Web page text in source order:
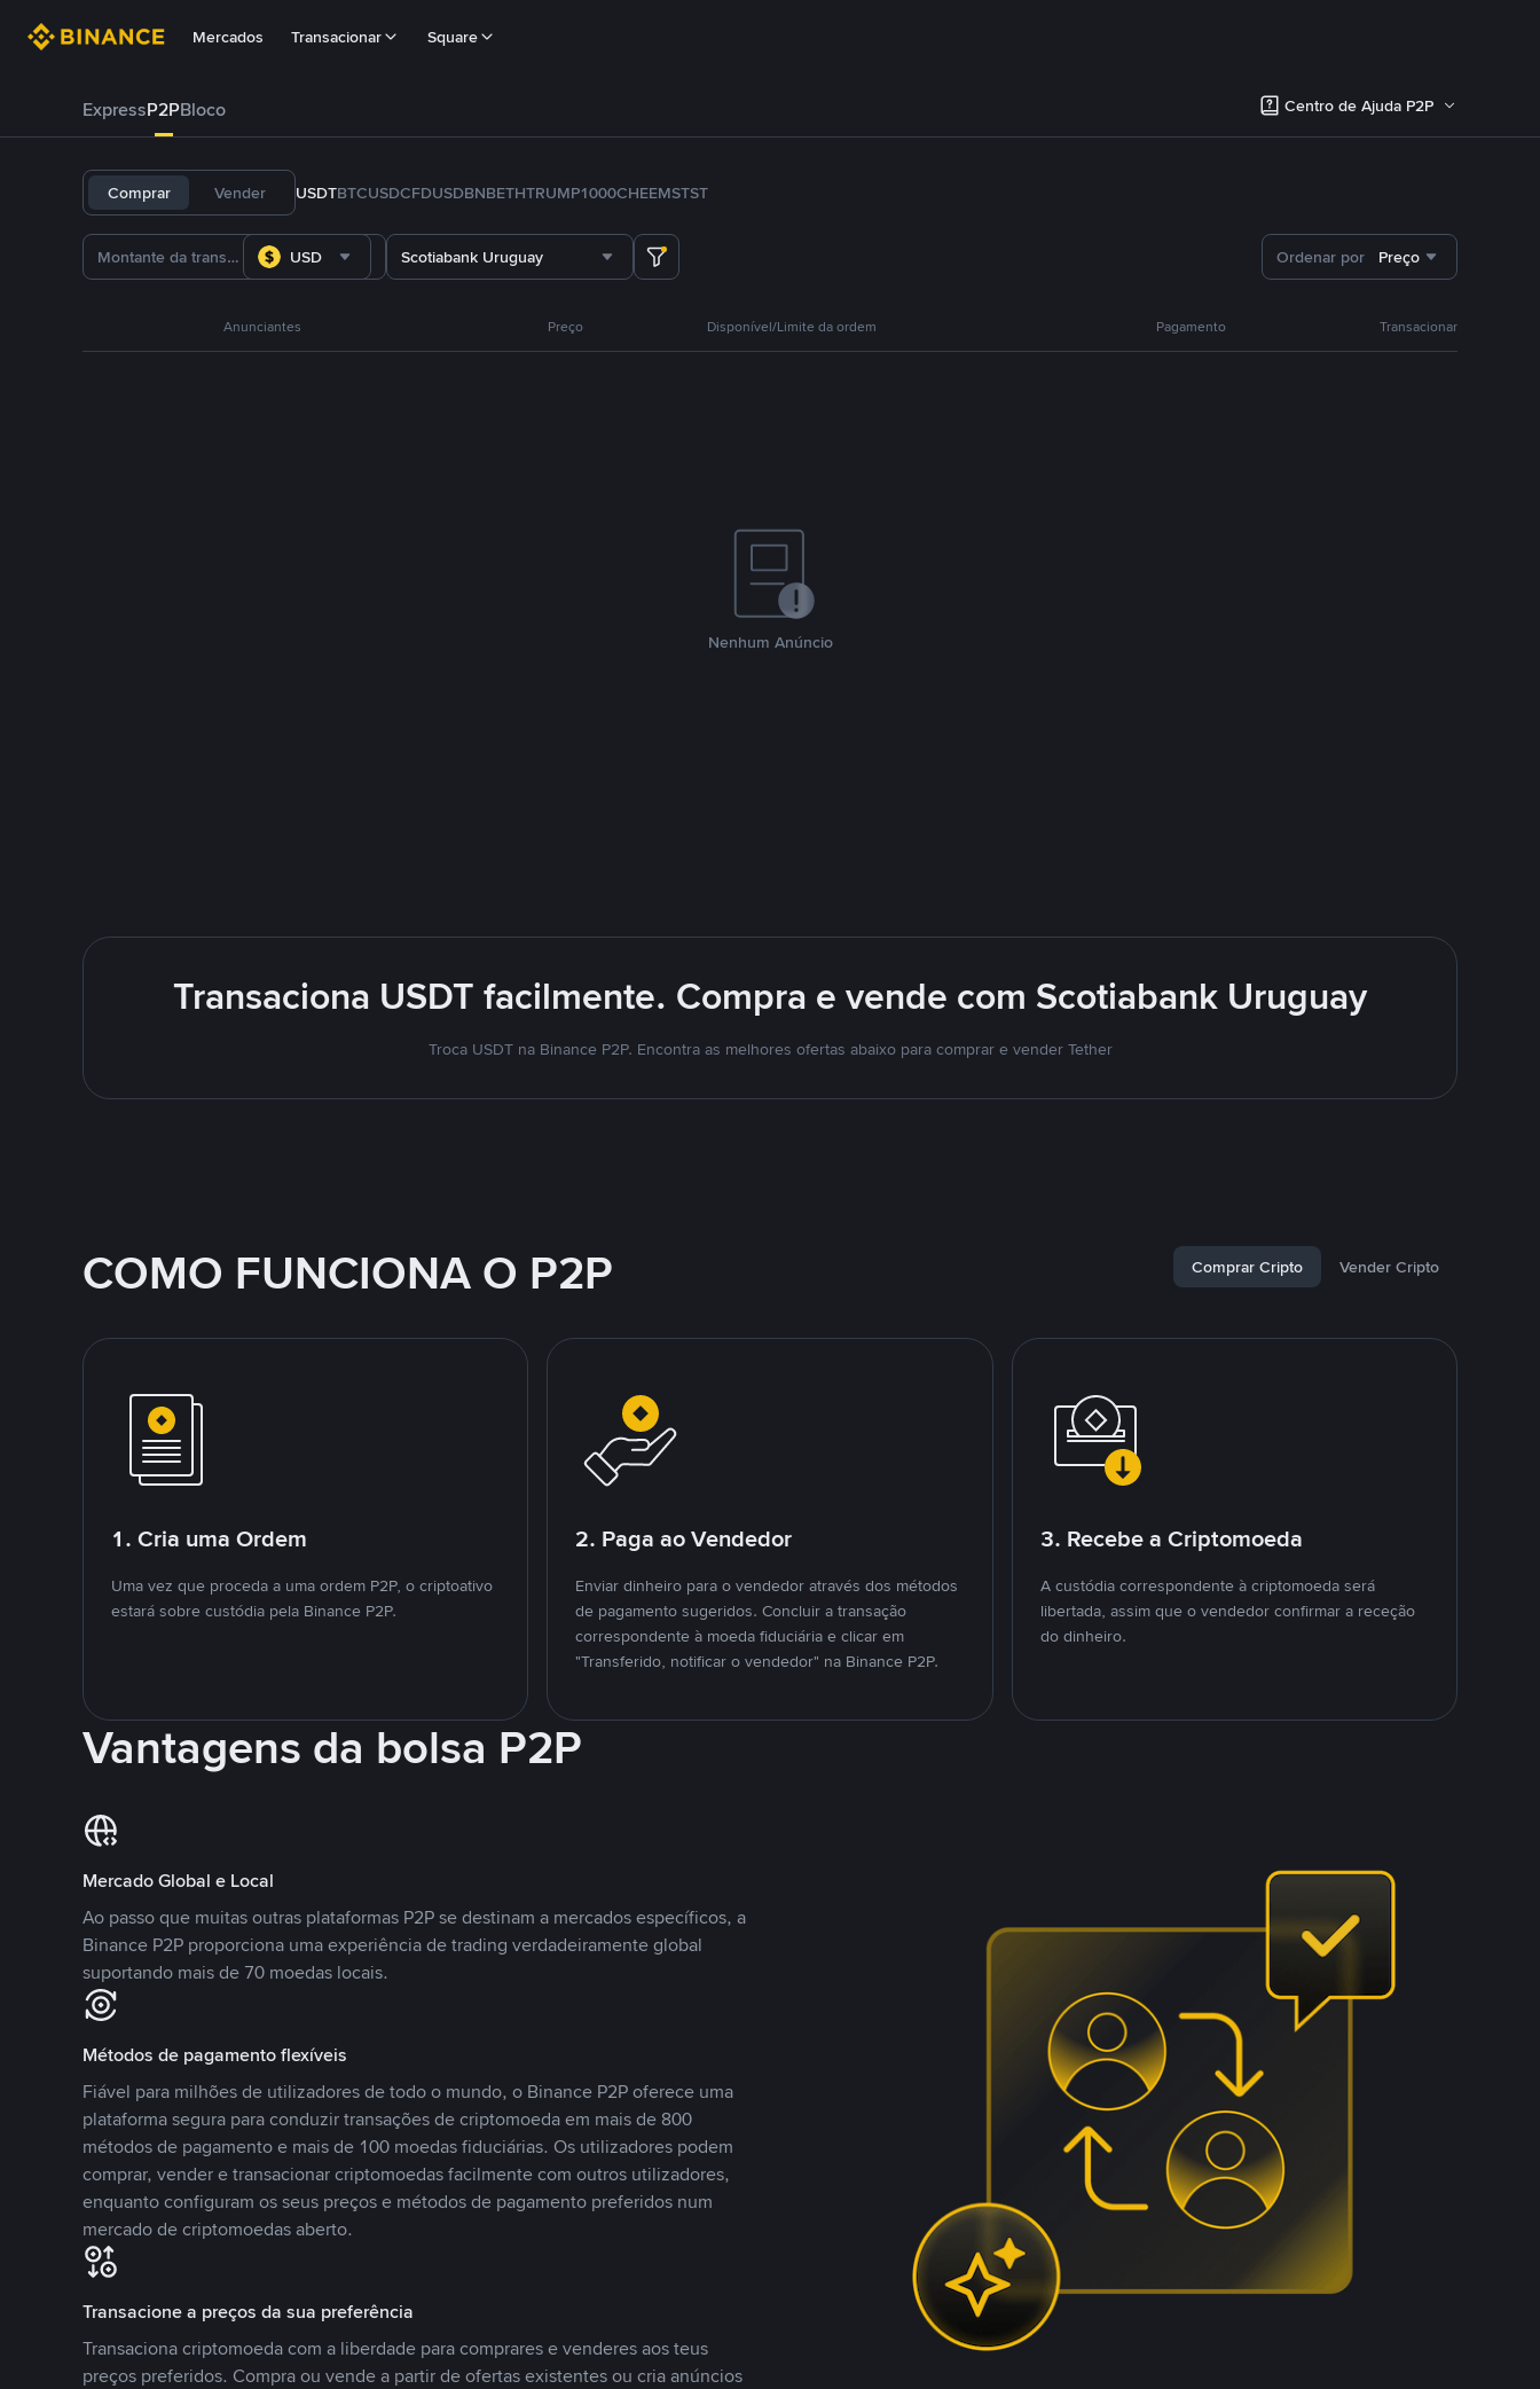
Mercados Transacionar Square
ExpressP2PBloco Centro de Ajuda P2P
Comprar Vender USDTBTCUSDCFDUSDBNBETHTRUMP1000CHEEMSTST
USD Scotiabank Uruguay Ordenar por Preço
Anunciantes Preço Disponível/Limite da ordem Pagamento Transacionar
Nenhum Anúncio
Transaciona USDT facilmente. Compra e vende com Scotiabank Uruguay
Troca USDT na Binance P2P. Encontra as melhores ofertas abaixo para comprar e vender Tether
COMO FUNCIONA O P2P Comprar Cripto Vender Cripto
1. Cria uma Ordem
Uma vez que proceda a uma ordem P2P, o criptoativo
estará sobre custódia pela Binance P2P.
2. Paga ao Vendedor
Enviar dinheiro para o vendedor através dos métodos
de pagamento sugeridos. Concluir a transação
correspondente à moeda fiduciária e clicar em
"Transferido, notificar o vendedor" na Binance P2P.
3. Recebe a Criptomoeda
A custódia correspondente à criptomoeda será
libertada, assim que o vendedor confirmar a receção
do dinheiro.
Vantagens da bolsa P2P
Mercado Global e Local
Ao passo que muitas outras plataformas P2P se destinam a mercados específicos, a
Binance P2P proporciona uma experiência de trading verdadeiramente global
suportando mais de 70 moedas locais.
Métodos de pagamento flexíveis
Fiável para milhões de utilizadores de todo o mundo, o Binance P2P oferece uma
plataforma segura para conduzir transações de criptomoeda em mais de 800
métodos de pagamento e mais de 100 moedas fiduciárias. Os utilizadores podem
comprar, vender e transacionar criptomoedas facilmente com outros utilizadores,
enquanto configuram os seus preços e métodos de pagamento preferidos num
mercado de criptomoedas aberto.
Transacione a preços da sua preferência
Transaciona criptomoeda com a liberdade para comprares e venderes aos teus
preços preferidos. Compra ou vende a partir de ofertas existentes ou cria anúncios